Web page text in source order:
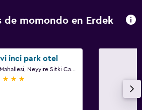
de momondo en Erdek
inci park otel
3 estrellas